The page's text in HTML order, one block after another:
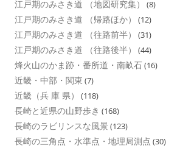
江戸期のみさき道 （地図研究集） (8)
江戸期のみさき道 （帰路ほか） (12)
江戸期のみさき道 （往路前半） (31)
江戸期のみさき道 （往路後半） (44)
烽火山のかま跡・番所道・南畝石(16)
近畿・中部・関東 (7)
近畿（兵 庫 県） (118)
長崎と近県の山野歩き (168)
長崎のラビリンスな風景 (123)
長崎の三角点・水準点・地理局測点 (30)